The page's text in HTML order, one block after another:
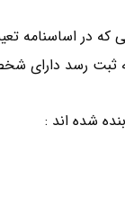
در اساسنامه
ثبت رسد دارای
شده اند :